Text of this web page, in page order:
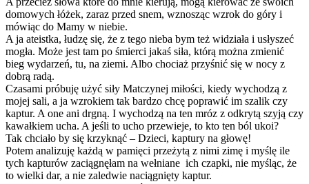
domowych łóżek, zaraz przed snem, wznosząc wzrok do góry i
mówiąc do Mamy w niebie.
A ja ateistka, łudzę się, że z tego nieba bym też widziała i usłyszeć
mogła. Może jest tam po śmierci jakaś siła, którą można zmienić
bieg wydarzeń, tu, na ziemi. Albo chociaż przyśnić się w nocy z
dobrą radą.
Czasami próbuję użyć siły Matczynej miłości, kiedy wychodzą z
mojej sali, a ja wzrokiem tak bardzo chcę poprawić im szalik czy
kaptur. A one ani drgną. I wychodzą na ten mróz z odkrytą szyją czy
kawałkiem ucha. A jeśli to ucho przewieje, to kto ten ból ukoi?
Tak chciało by się krzyknąć – Dzieci, kaptury na głowę!
Potem analizuję każdą w pamięci przeżytą z nimi zimę i myślę ile
tych kapturów zaciągnęłam na wełniane ich czapki, nie myśląc, że
to wielki dar, a nie zaledwie naciągnięty kaptur.